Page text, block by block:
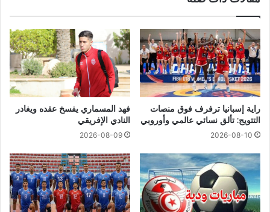
راية إسبانيا ترفرف فوق منصات
التتويج: تألق نسائي عالمي وأوروبي
2026-08-10
فهد المسماري يفسخ عقده ويغادر
النادي الإفريقي
2026-08-09